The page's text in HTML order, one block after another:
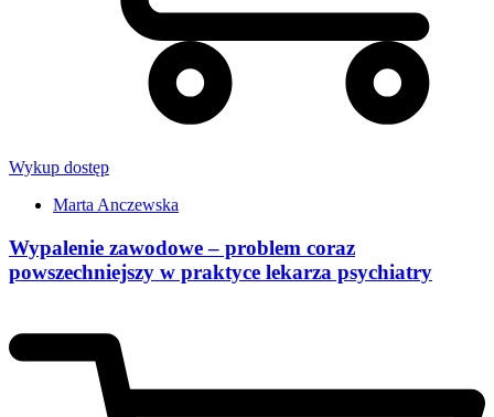
Wykup dostęp
Marta Anczewska
Wypalenie zawodowe – problem coraz
powszechniejszy w praktyce lekarza psychiatry